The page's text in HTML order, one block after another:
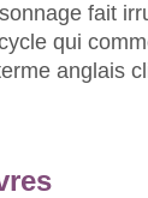
fait
qui
anglais